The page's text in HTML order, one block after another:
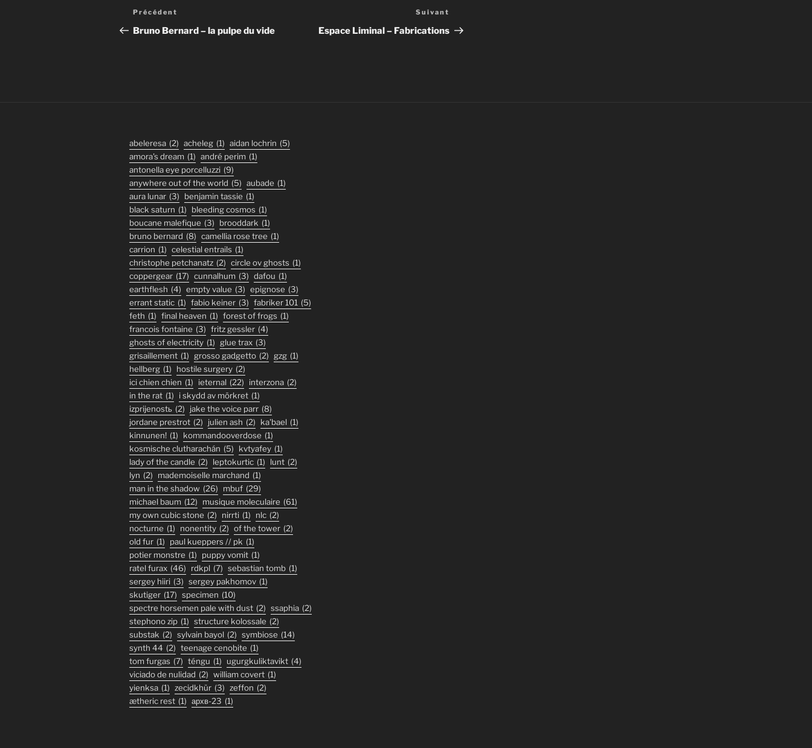
Navigation
de
Article
précédent
Précédent
Bruno Bernard – la pulpe du vide
suivant
Suivant
Espace Liminal – Fabrications
abeleresa (2) acheleg (1) aidan lochrin (5)
amora's dream (1) andré perim (1)
antonella eye porcelluzzi (9)
anywhere out of the world (5) aubade (1)
aura lunar (3) benjamin tassie (1)
black saturn (1) bleeding cosmos (1)
boucane malefique (3) brooddark (1)
bruno bernard (8) camellia rose tree (1)
carrion (1) celestial entrails (1)
christophe petchanatz (2) circle ov ghosts (1)
coppergear (17) cunnalhum (3) dafou (1)
earthflesh (4) empty value (3) epignose (3)
errant static (1) fabio keiner (3) fabriker 101 (5)
feth (1) final heaven (1) forest of frogs (1)
francois fontaine (3) fritz gessler (4)
ghosts of electricity (1) glue trax (3)
grisaillement (1) grosso gadgetto (2) gzg (1)
hellberg (1) hostile surgery (2)
ici chien chien (1) ieternal (22) interzona (2)
in the rat (1) i skydd av mörkret (1)
izprijenostь (2) jake the voice parr (8)
jordane prestrot (2) julien ash (2) ka'bael (1)
kinnunen! (1) kommandooverdose (1)
kosmische clutharachán (5) kvtyafey (1)
lady of the candle (2) leptokurtic (1) lunt (2)
lyn (2) mademoiselle marchand (1)
man in the shadow (26) mbuf (29)
michael baum (12) musique moleculaire (61)
my own cubic stone (2) nirrti (1) nlc (2)
nocturne (1) nonentity (2) of the tower (2)
old fur (1) paul kueppers // pk (1)
potier monstre (1) puppy vomit (1)
ratel furax (46) rdkpl (7) sebastian tomb (1)
sergey hiiri (3) sergey pakhomov (1)
skutiger (17) specimen (10)
spectre horsemen pale with dust (2) ssaphia (2)
stephono zip (1) structure kolossale (2)
substak (2) sylvain bayol (2) symbiose (14)
synth 44 (2) teenage cenobite (1)
tom furgas (7) téngu (1) ugurgkuliktavikt (4)
viciado de nulidad (2) william covert (1)
yienksa (1) zecidkhür (3) zeffon (2)
ætheric rest (1) архв-23 (1)